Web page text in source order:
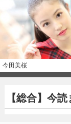
今田美桜
【総合】今